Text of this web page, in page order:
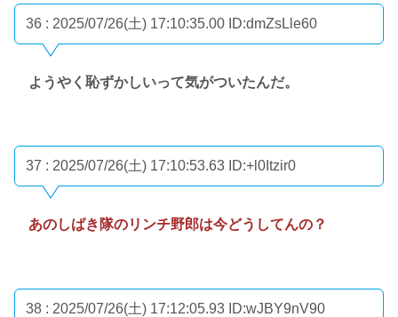
36 : 2025/07/26(土) 17:10:35.00 ID:dmZsLle60
ようやく恥ずかしいって気がついたんだ。
37 : 2025/07/26(土) 17:10:53.63 ID:+l0Itzir0
あのしばき隊のリンチ野郎は今どうしてんの？
38 : 2025/07/26(土) 17:12:05.93 ID:wJBY9nV90